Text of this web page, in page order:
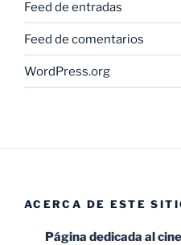
Feed de entradas
Feed de comentarios
WordPress.org
ACERCA DE ESTE
Página dedicada al